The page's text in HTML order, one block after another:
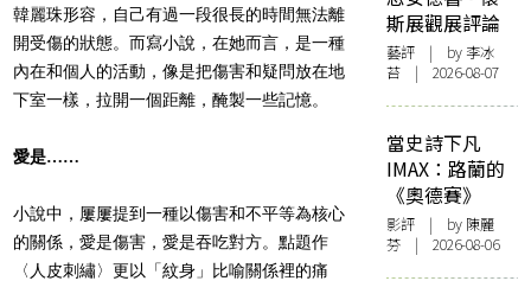
韓麗珠形容，自己有過一段很長的時間無法離
開受傷的狀態。而寫小說，在她而言，是一種
內在和個人的活動，像是把傷害和疑問放在地
下室一樣，拉開一個距離，醃製一些記憶。
愛是……
小說中，屢屢提到一種以傷害和不平等為核心
的關係，愛是傷害，愛是吞吃對方。點題作
〈人皮刺繡〉更以「紋身」比喻關係裡的痛
斯展觀展評論
藝評 | by 李冰
苔 | 2026-08-07
當史詩下凡
IMAX：路蘭的
《奧德賽》
影評 | by 陳麗
芬 | 2026-08-06